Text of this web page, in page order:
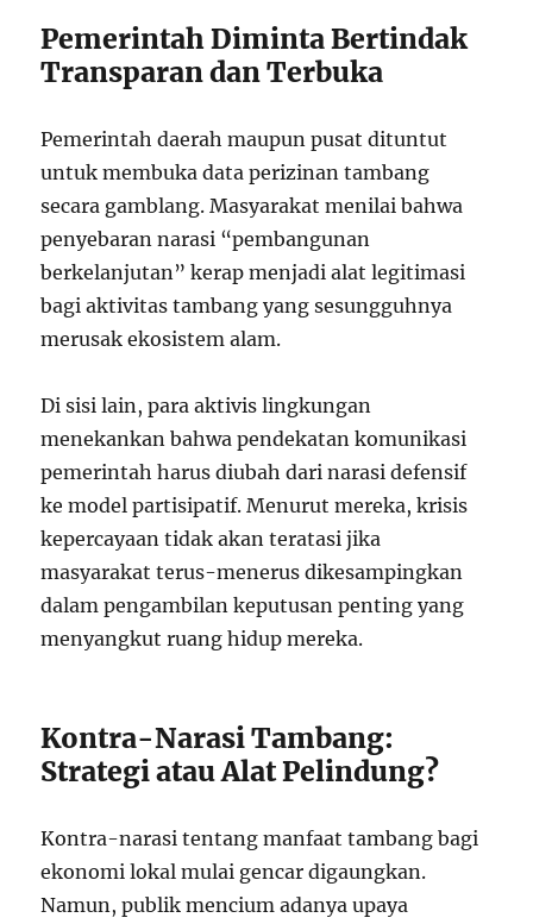
Pemerintah Diminta Bertindak
Transparan dan Terbuka
Pemerintah daerah maupun pusat dituntut
untuk membuka data perizinan tambang
secara gamblang. Masyarakat menilai bahwa
penyebaran narasi “pembangunan
berkelanjutan” kerap menjadi alat legitimasi
bagi aktivitas tambang yang sesungguhnya
merusak ekosistem alam.
Di sisi lain, para aktivis lingkungan
menekankan bahwa pendekatan komunikasi
pemerintah harus diubah dari narasi defensif
ke model partisipatif. Menurut mereka, krisis
kepercayaan tidak akan teratasi jika
masyarakat terus-menerus dikesampingkan
dalam pengambilan keputusan penting yang
menyangkut ruang hidup mereka.
Kontra-Narasi Tambang:
Strategi atau Alat Pelindung?
Kontra-narasi tentang manfaat tambang bagi
ekonomi lokal mulai gencar digaungkan.
Namun, publik mencium adanya upaya